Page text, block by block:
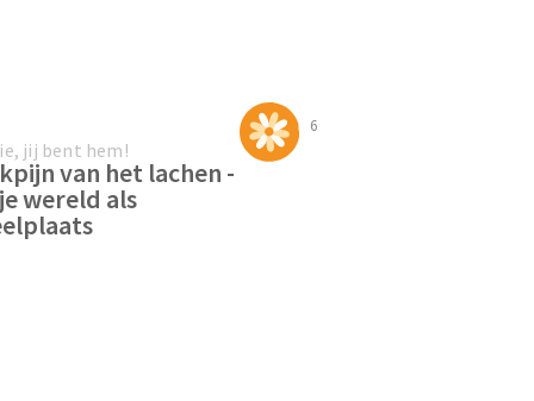
6
jij bent hem!
van het lachen -
wereld als